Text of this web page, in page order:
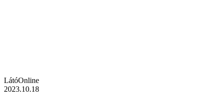
LátóOnline
2023.10.18